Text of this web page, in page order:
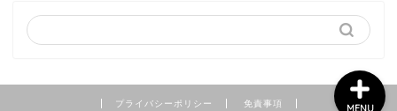
プライバシーポリシー 免責事項